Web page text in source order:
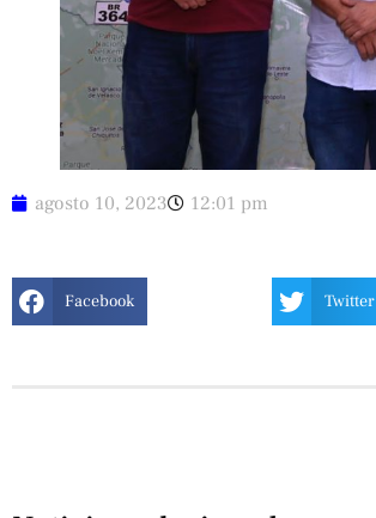
agosto 10, 2023 12:01 pm
Facebook Twitter